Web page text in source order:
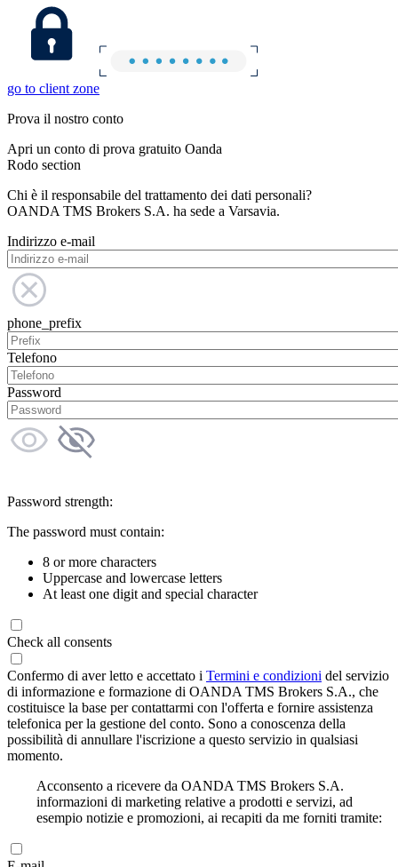
go to client zone
Prova il nostro conto
Apri un conto di prova gratuito Oanda
Rodo section
Chi è il responsabile del trattamento dei dati personali?
OANDA TMS Brokers S.A. ha sede a Varsavia.
Indirizzo e-mail
phone_prefix
Telefono
Password
Password strength:
The password must contain:
8 or more characters
Uppercase and lowercase letters
At least one digit and special character
Check all consents
Confermo di aver letto e accettato i Termini e condizioni del servizio
di informazione e formazione di OANDA TMS Brokers S.A., che
costituisce la base per contattarmi con l'offerta e fornire assistenza
telefonica per la gestione del conto. Sono a conoscenza della
possibilità di annullare l'iscrizione a questo servizio in qualsiasi
momento.
Acconsento a ricevere da OANDA TMS Brokers S.A.
informazioni di marketing relative a prodotti e servizi, ad
esempio notizie e promozioni, ai recapiti da me forniti tramite: